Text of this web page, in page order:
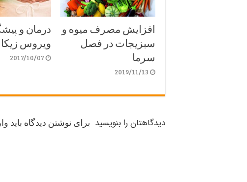
افزایش مصرف میوه و
سبزیجات در فصل
سرما
2019/11/13
درمان و
ویروس زیکا
2017/10/07
دیدگاهتان را بنویسید برای نوشتن دیدگاه باید